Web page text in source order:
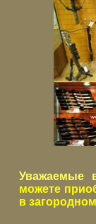
Уважаемые
можете
в